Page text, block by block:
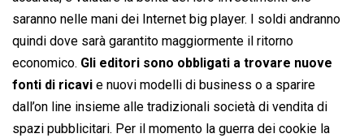
saranno nelle mani dei Internet big player. I soldi andranno
quindi dove sarà garantito maggiormente il ritorno
economico. Gli editori sono obbligati a trovare nuove
fonti di ricavi e nuovi modelli di business o a sparire
dall’on line insieme alle tradizionali società di vendita di
spazi pubblicitari. Per il momento la guerra dei cookie la